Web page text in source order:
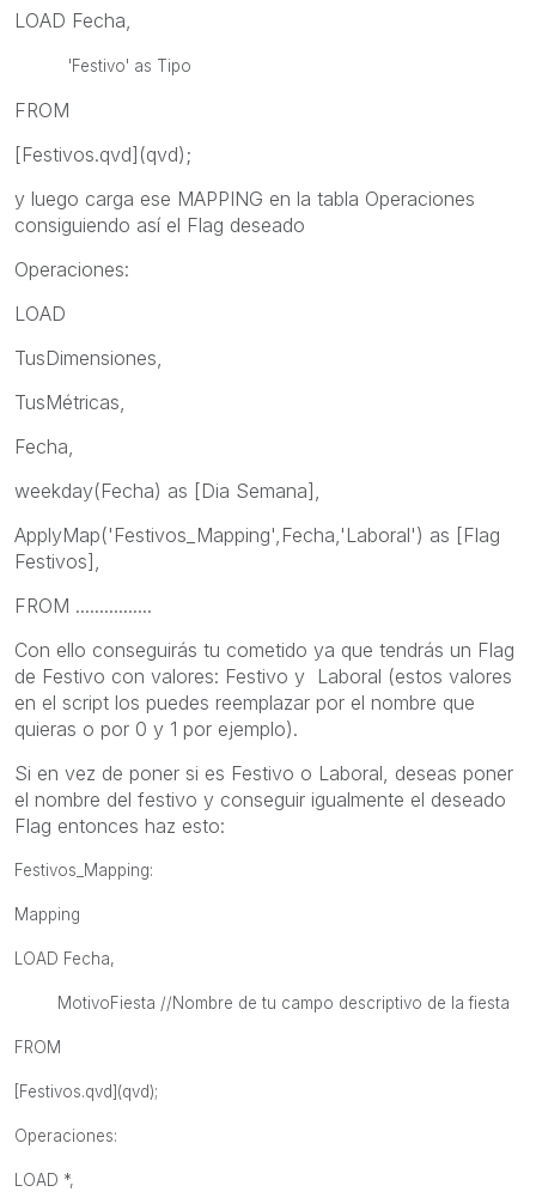
LOAD Fecha,
'Festivo' as Tipo
FROM
[Festivos.qvd](qvd);
y luego carga ese MAPPING en la tabla Operaciones
consiguiendo así el Flag deseado
Operaciones:
LOAD
TusDimensiones,
TusMétricas,
Fecha,
weekday(Fecha) as [Dia Semana],
ApplyMap('Festivos_Mapping',Fecha,'Laboral') as [Flag
Festivos],
FROM ................
Con ello conseguirás tu cometido ya que tendrás un Flag
de Festivo con valores: Festivo y Laboral (estos valores
en el script los puedes reemplazar por el nombre que
quieras o por 0 y 1 por ejemplo).
Si en vez de poner si es Festivo o Laboral, deseas poner
el nombre del festivo y conseguir igualmente el deseado
Flag entonces haz esto:
Festivos_Mapping:
Mapping
LOAD Fecha,
MotivoFiesta //Nombre de tu campo descriptivo de la fiesta
FROM
[Festivos.qvd](qvd);
Operaciones:
LOAD *,